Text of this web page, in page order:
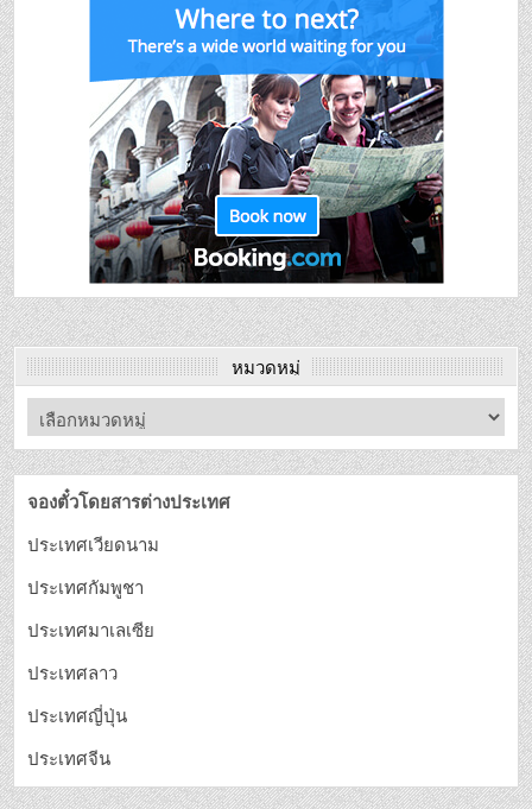
หมวดหมู่
จองตั๋วโดยสารต่างประเทศ
ประเทศเวียดนาม
ประเทศกัมพูชา
ประเทศมาเลเซีย
ประเทศลาว
ประเทศญี่ปุ่น
ประเทศจีน